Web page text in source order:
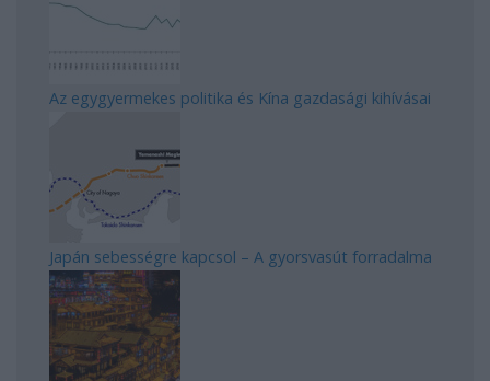
Az egygyermekes politika és Kína gazdasági kihívásai
Japán sebességre kapcsol – A gyorsvasút forradalma